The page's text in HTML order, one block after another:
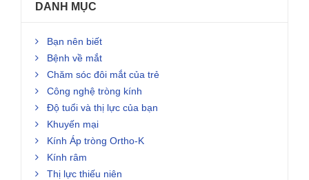
DANH MỤC
Bạn nên biết
Bệnh về mắt
Chăm sóc đôi mắt của trẻ
Công nghệ tròng kính
Độ tuổi và thị lực của bạn
Khuyến mại
Kính Áp tròng Ortho-K
Kính râm
Thị lực thiếu niên